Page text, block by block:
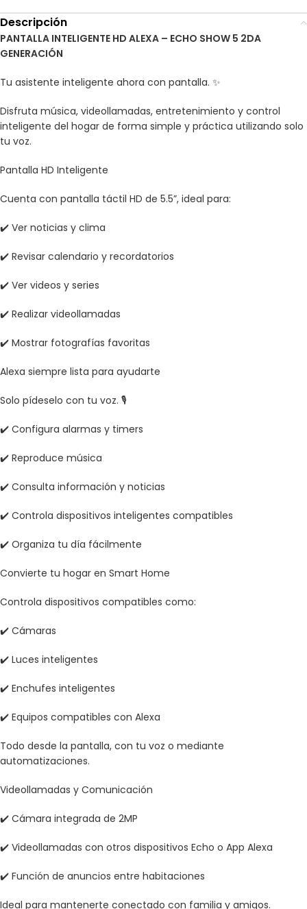
Descripción
PANTALLA INTELIGENTE HD ALEXA – ECHO SHOW 5 2DA
GENERACIÓN
Tu asistente inteligente ahora con pantalla. ✨
Disfruta música, videollamadas, entretenimiento y control
inteligente del hogar de forma simple y práctica utilizando solo
tu voz.
Pantalla HD Inteligente
Cuenta con pantalla táctil HD de 5.5”, ideal para:
✔️ Ver noticias y clima
✔️ Revisar calendario y recordatorios
✔️ Ver videos y series
✔️ Realizar videollamadas
✔️ Mostrar fotografías favoritas
Alexa siempre lista para ayudarte
Solo pídeselo con tu voz. 🎙️
✔️ Configura alarmas y timers
✔️ Reproduce música
✔️ Consulta información y noticias
✔️ Controla dispositivos inteligentes compatibles
✔️ Organiza tu día fácilmente
Convierte tu hogar en Smart Home
Controla dispositivos compatibles como:
✔️ Cámaras
✔️ Luces inteligentes
✔️ Enchufes inteligentes
✔️ Equipos compatibles con Alexa
Todo desde la pantalla, con tu voz o mediante
automatizaciones.
Videollamadas y Comunicación
✔️ Cámara integrada de 2MP
✔️ Videollamadas con otros dispositivos Echo o App Alexa
✔️ Función de anuncios entre habitaciones
Ideal para mantenerte conectado con familia y amigos.